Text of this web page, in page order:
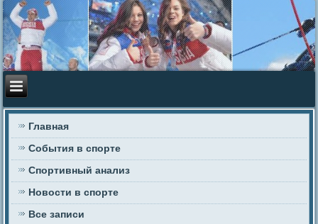
Главная
События в спорте
Спортивный анализ
Новости в спорте
Все записи